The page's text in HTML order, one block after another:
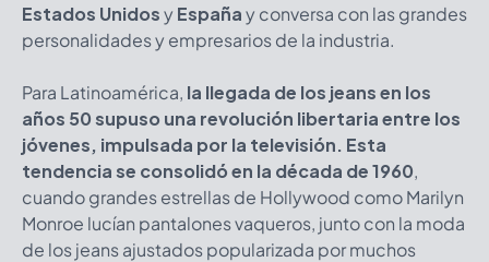
Estados UnidosyEspañay conversa con las grandes
personalidades y empresarios de la industria.
Para Latinoamérica, la llegada de los jeans en los
años 50 supuso una revolución libertaria entre los
jóvenes, impulsada por la televisión. Esta
tendencia se consolidó en la década de 1960,
cuando grandes estrellas de Hollywood como Marilyn
Monroe lucían pantalones vaqueros, junto con la moda
de los jeans ajustados popularizada por muchos